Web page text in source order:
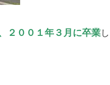
２００１年３月に卒業 し